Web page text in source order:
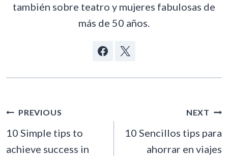
también sobre teatro y mujeres fabulosas de
más de 50 años.
POST
NAVIGATION
PREVIOUS
10 Simple tips to
achieve success in
NEXT
10 Sencillos tips para
ahorrar en viajes